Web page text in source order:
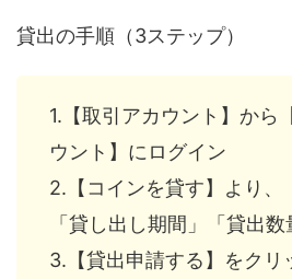
貸出の手順（3ステップ）
1.【取引アカウント】から
ウント】にログイン
2.【コインを貸す】より、
「貸し出し期間」「貸出
3.【貸出申請する】をクリ